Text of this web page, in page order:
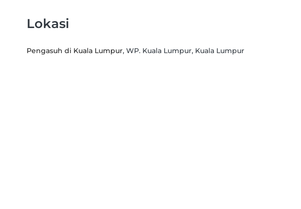
Lokasi
Pengasuh di Kuala Lumpur, WP. Kuala Lumpur, Kuala Lumpur